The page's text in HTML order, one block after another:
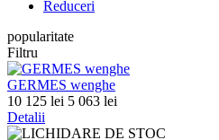
Reduceri
popularitate
Filtru
GERMES wenghe
10 125 lei 5 063 lei
Detalii